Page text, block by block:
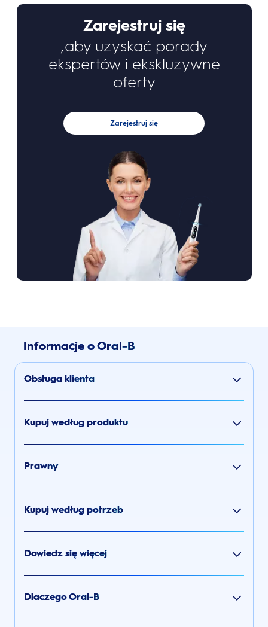
Zarejestruj się
,aby uzyskać porady
ekspertów i ekskluzywne
oferty
Zarejestruj się
Informacje o Oral-B
Obsługa klienta
Kupuj według produktu
Prawny
Kupuj według potrzeb
Dowiedz się więcej
Dlaczego Oral-B